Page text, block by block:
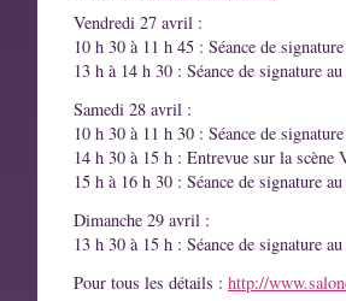
Vendredi 27 avril :
10 h 30 à 11 h 45 : Séance de
13 h à 14 h 30 : Séance de signature
Samedi 28 avril :
10 h 30 à 11 h 30 : Séance de
14 h 30 à 15 h : Entrevue sur la scène
15 h à 16 h 30 : Séance de signature
Dimanche 29 avril :
13 h 30 à 15 h : Séance de signature
Pour tous les détails : http://